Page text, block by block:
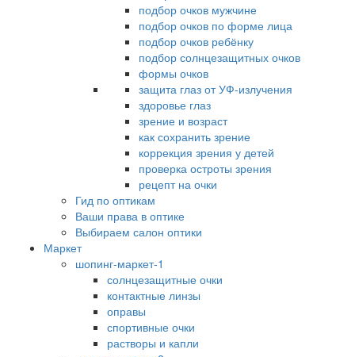
подбор очков мужчине
подбор очков по форме лица
подбор очков ребёнку
подбор солнцезащитных очков
формы очков
защита глаз от УФ-излучения
здоровье глаз
зрение и возраст
как сохранить зрение
коррекция зрения у детей
проверка остроты зрения
рецепт на очки
Гид по оптикам
Ваши права в оптике
Выбираем салон оптики
Маркет
шопинг-маркет-1
солнцезащитные очки
контактные линзы
оправы
спортивные очки
растворы и капли